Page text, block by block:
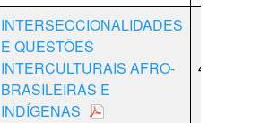
INTERSECCIONALIDADES
E QUESTÕES
INTERCULTURAIS AFRO-
BRASILEIRAS E
INDÍGENAS
40